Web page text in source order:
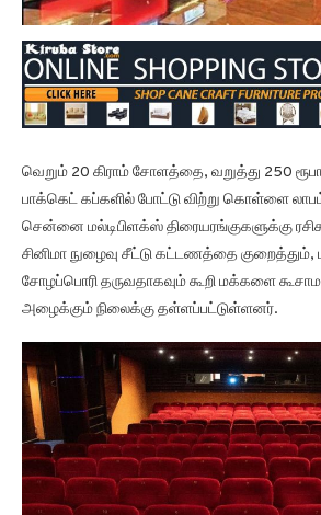
வெறும் 20 கிராம் சோளத்தை, வறுத்து 250
பாக்கெட் கப்களில் போட்டு விற்று கொள்ளை
சென்னை மல்டிபிளக்ஸ் திரையரங்குகளுக்கு
சினிமா நுழைவு சீட்டு கட்டணத்தை குறைத்தும்,
சோழப்பொரி தருவதாகவும் கூறி மக்களை
அழைக்கும் நிலைக்கு தள்ளப்பட்டுள்ளனர்.